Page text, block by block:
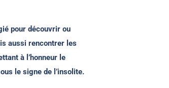
pour découvrir ou
aussi rencontrer les
à l’honneur le
le signe de l’insolite.